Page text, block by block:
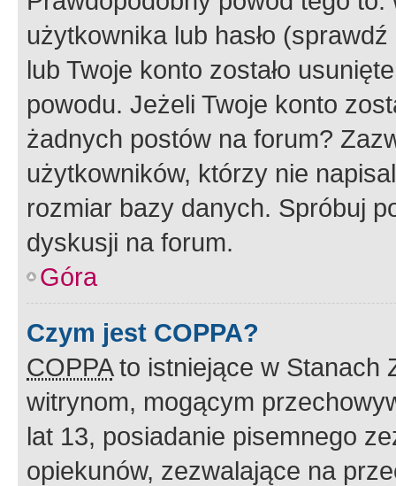
użytkownika lub hasło
lub Twoje konto zostało
powodu. Jeżeli Twoje konto
żadnych postów na forum?
użytkowników, którzy nie
rozmiar bazy danych. Spróbuj
dyskusji na forum.
Góra
Czym jest COPPA?
COPPAto istniejące w Stanach
witrynom, mogącym
lat 13, posiadanie pisemnego
opiekunów, zezwalające na